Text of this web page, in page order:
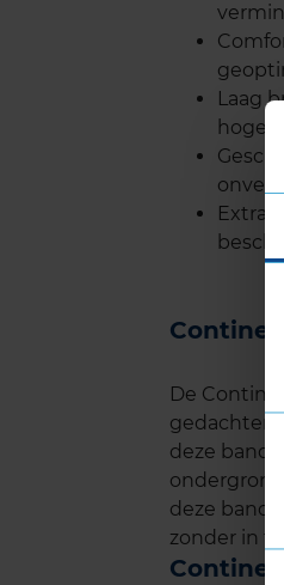
Laag
Extra
De
deze band
deze band
zonder in